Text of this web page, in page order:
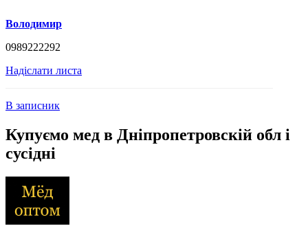
Володимир
0989222292
Надіслати листа
В записник
Купуємо мед в Дніпропетровскій обл і
сусідні